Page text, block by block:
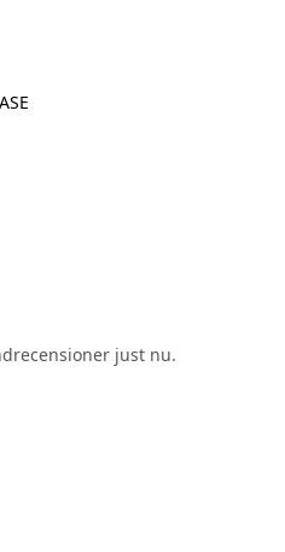
just nu.